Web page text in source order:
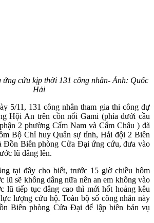
cứu kịp thời 131 công nhân- Ảnh: Quốc
Hải
5/11, 131 công nhân tham gia thi công dự
Hội An trên cồn nổi Gami (phía dưới cầu
2 phường Cẩm Nam và Cẩm Châu ) đã
Bộ Chỉ huy Quân sự tỉnh, Hải đội 2 Biên
Đồn Biên phòng Cửa Đại ứng cứu, đưa vào
lũ dâng lên.
tại đây cho biết, trước 15 giờ chiều hôm
lũ sẽ không dâng nữa nên an em không vào
lũ tiếp tục dâng cao thì mới hốt hoảng kêu
lượng cứu hộ. Toàn bộ số công nhân này
Biên phòng Cửa Đại để lập biên bản vụ